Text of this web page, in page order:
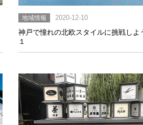
地域情報 2020-12-10
神戸で憧れの北欧スタイルに挑戦しよ
１